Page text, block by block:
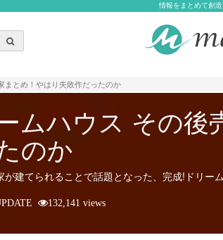
情報をまとめて創
まとめ！やはり失敗作だったのか
ムハウス その
のか
が建てられることで話題となった、完成!ドリ
132,141 views